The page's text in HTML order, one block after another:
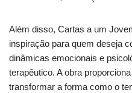
Além disso, Cartas a um
inspiração para quem deseja
dinâmicas emocionais e
terapêutico. A obra
transformar a forma como o